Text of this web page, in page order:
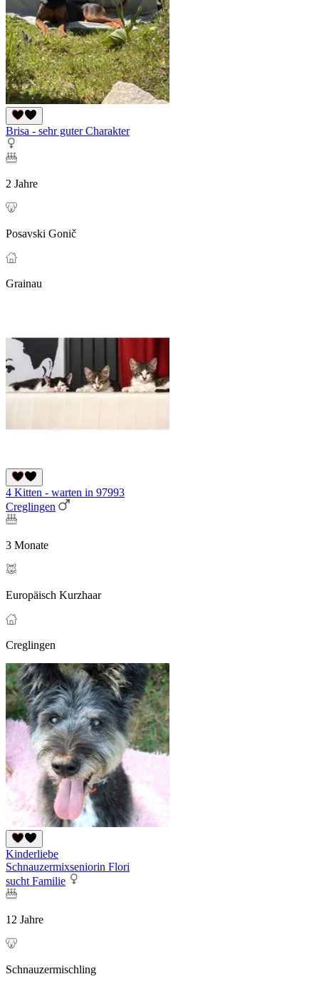
Brisa - sehr guter Charakter
2 Jahre
Posavski Gonič
Grainau
4 Kitten - warten in 97993
Creglingen
3 Monate
Europäisch Kurzhaar
Creglingen
Kinderliebe
Schnauzermixseniorin Flori
sucht Familie
12 Jahre
Schnauzermischling